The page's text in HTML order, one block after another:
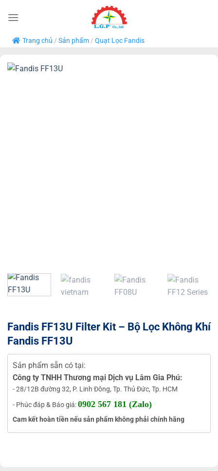
qua
dung
Trang chủ / Sản phẩm/ Quạt Lọc Fandis
Fandis FF13U Filter Kit – Bộ Lọc Không Khí
Fandis FF13U
Sản phẩm sẵn có tại:
Công ty TNHH Thương mại Dịch vụ Lâm Gia Phú:
- 28/12B đường 32, P. Linh Đông, Tp. Thủ Đức, Tp. HCM
- Phúc đáp & Báo giá:0902 567 181 (Zalo)
Cam kết hoàn tiền nếu sản phẩm không phải chính hãng